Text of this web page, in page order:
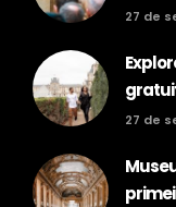
27 de
27 de